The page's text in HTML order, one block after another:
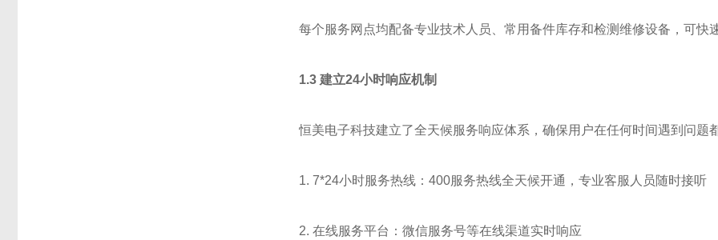
每个服务网点均配备专业技术人员、常用备件库存和检测维修设备，可快
1.3 建立24小时响应机制
恒美电子科技建立了全天候服务响应体系，确保用户在任何时间遇到问题
1. 7*24小时服务热线：400服务热线全天候开通，专业客服人员随时接听
2. 在线服务平台：微信服务号等在线渠道实时响应